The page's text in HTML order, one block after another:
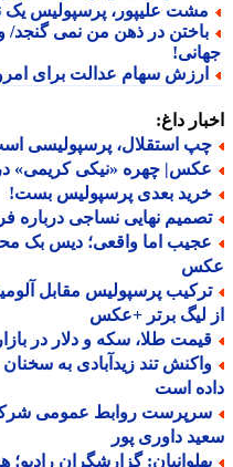
علیپور، پرسپولیس یک
در ذهن من نمی گنجد/
سهام عدالت برای امروز 17 مرداد 1405 + جدول
داغ:
استقلال، پرسپولیسی
چهره «نیکی کریمی» در 20 سالگی در سال 1370
بعدی پرسپولیس بست!
نهایی نساجی درباره
اما واقعی؛ دیس بک
پرسپولیس مقابل
لیگ برتر +عکس
طلا، سکه و دلار در بازار
تند زیدآبادی به سخنان
است
روابط عمومی شرکت
داوری پور
گزارشگران رادیو؛